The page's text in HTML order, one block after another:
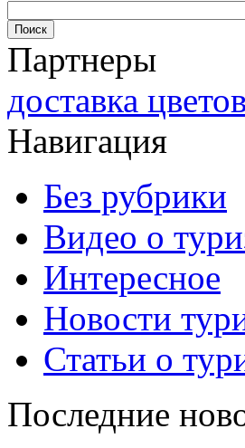
Партнеры
доставка цветов
Навигация
Без рубрики
Видео о
Интересное
Новости
Статьи о
Последние